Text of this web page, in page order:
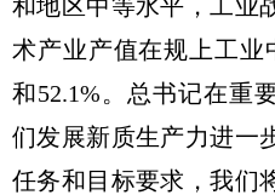
和地区中等水平，工业
术产业产值在规上工业
和52.1%。总书记在重
们发展新质生产力进一
任务和目标要求，我们